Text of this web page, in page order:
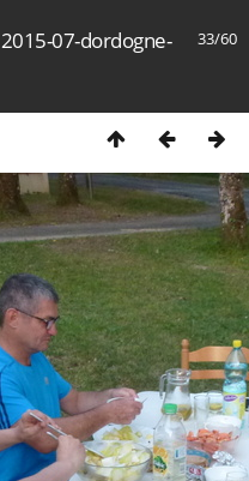
33/60
2015-07-dordogne-